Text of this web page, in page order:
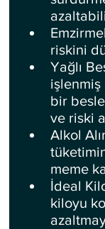
riskini
Yağlı
işlenmiş
bir
ve riski
Alkol
meme
İdeal
kiloyu